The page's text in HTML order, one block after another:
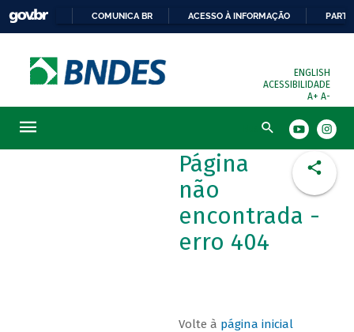
COMUNICA BR ACESSO À INFORMAÇÃO
ENGLISH
ACESSIBILIDADE
A+ A-
Busca
Página
não
encontrada -
erro 404
Volte à página inicial